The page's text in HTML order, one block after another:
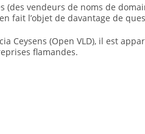
vendeurs de noms de
fait l’objet de davantage de
Ceysens (Open VLD), il est
flamandes.